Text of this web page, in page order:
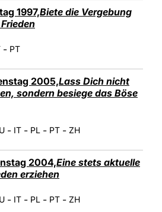
1997,Biete die Vergebung
- PT
2005,Lass Dich nicht
sondern besiege das Böse
- IT - PL - PT - ZH
2004,Eine stets aktuelle
erziehen
- IT - PL - PT - ZH